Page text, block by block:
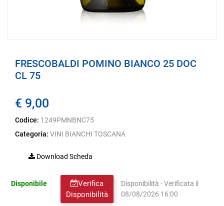
FRESCOBALDI POMINO BIANCO 25 DOC
CL 75
€ 9,00
Codice: 1249PMNBNC75
Categoria: VINI BIANCHI TOSCANA
Download Scheda
Verifica
Disponibilità
Disponibile
Disponibilità - Verificata il
08/08/2026 16:00